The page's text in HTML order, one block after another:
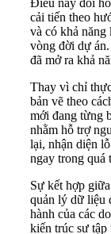
Điều này đòi
cải tiến theo
và có khả
vòng đời dự
đã mở ra khả
Thay vì chỉ
bản vẽ theo
mới đang từng
nhằm hỗ trợ
lại, nhận diện
ngay trong quá
Sự kết hợp
quản lý dữ liệu
hành của các
kiến trúc sư tập